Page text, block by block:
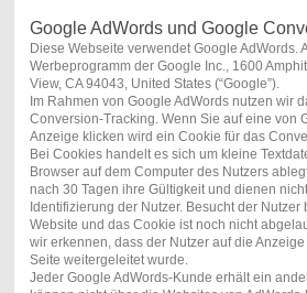
Google AdWords und Google
Diese Webseite verwendet Google AdWords.
Werbeprogramm der Google Inc., 1600
View, CA 94043, United States (“Google”).
Im Rahmen von Google AdWords nutzen wir
Conversion-Tracking. Wenn Sie auf eine von
Anzeige klicken wird ein Cookie für das
Bei Cookies handelt es sich um kleine
Browser auf dem Computer des Nutzers
nach 30 Tagen ihre Gültigkeit und dienen
Identifizierung der Nutzer. Besucht der
Website und das Cookie ist noch nicht
wir erkennen, dass der Nutzer auf die
Seite weitergeleitet wurde.
Jeder Google AdWords-Kunde erhält ein